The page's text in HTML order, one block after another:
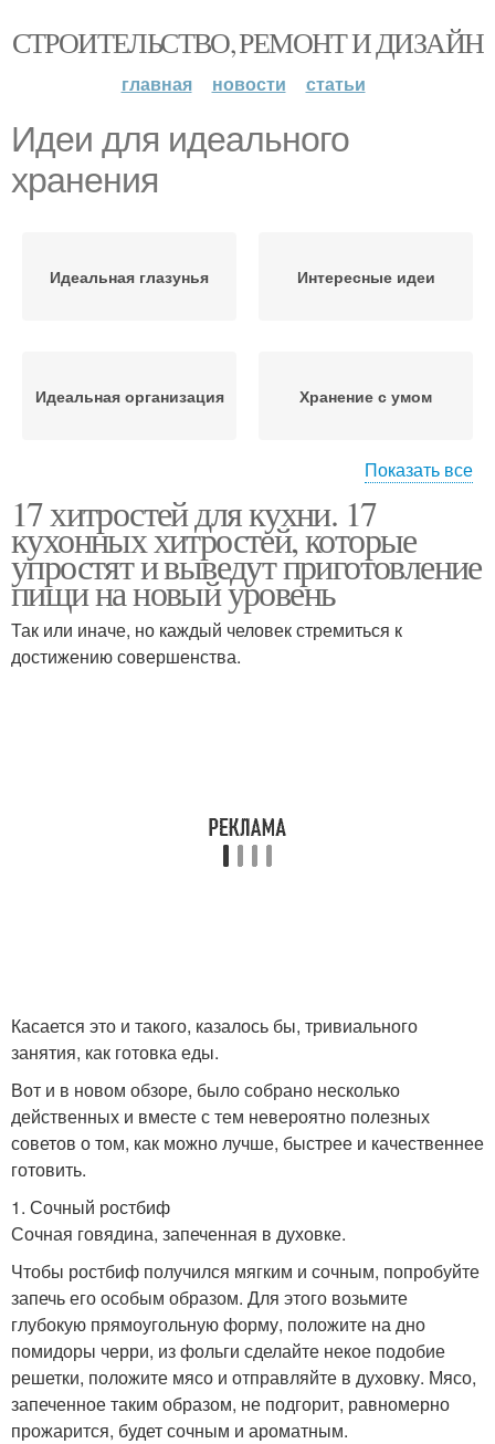
СТРОИТЕЛЬСТВО, РЕМОНТ И ДИЗАЙН
главная новости статьи
Идеи для идеального
хранения
Идеальная глазунья Интересные идеи
Идеальная организация Хранение с умом
Лайфхаки для хранения Хранения на кухне
Идеальная кухня Идеи для жизни
Показать все
17 хитростей для кухни. 17
кухонных хитростей, которые
упростят и выведут приготовление
пищи на новый уровень
Так или иначе, но каждый человек стремиться к
достижению совершенства.
Касается это и такого, казалось бы, тривиального
занятия, как готовка еды.
Вот и в новом обзоре, было собрано несколько
действенных и вместе с тем невероятно полезных
советов о том, как можно лучше, быстрее и качественнее
готовить.
1. Сочный ростбиф
Сочная говядина, запеченная в духовке.
Чтобы ростбиф получился мягким и сочным, попробуйте
запечь его особым образом. Для этого возьмите
глубокую прямоугольную форму, положите на дно
помидоры черри, из фольги сделайте некое подобие
решетки, положите мясо и отправляйте в духовку. Мясо,
запеченное таким образом, не подгорит, равномерно
прожарится, будет сочным и ароматным.